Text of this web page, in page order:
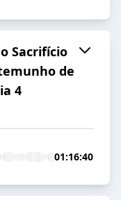
Sacrifício
de
4
01:16:40